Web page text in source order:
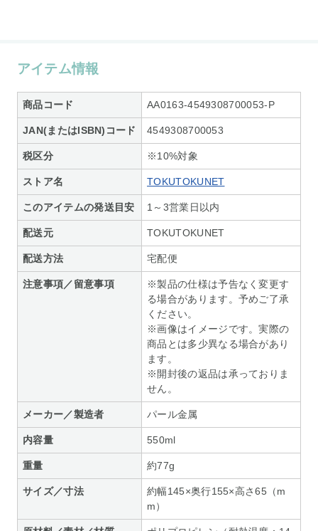
アイテム情報
商品コード AA0163-4549308700053-P
JAN(またはISBN)コード 4549308700053
税区分 ※10%対象
ストア名 TOKUTOKUNET
このアイテムの発送目安 1～3営業日以内
配送元 TOKUTOKUNET
配送方法 宅配便
注意事項／留意事項
※製品の仕様は予告なく変更す
る場合があります。予めご了承
ください。
※画像はイメージです。実際の
商品とは多少異なる場合があり
ます。
※開封後の返品は承っておりま
せん。
メーカー／製造者 パール金属
内容量 550ml
重量 約77g
サイズ／寸法
約幅145×奥行155×高さ65（m
m）